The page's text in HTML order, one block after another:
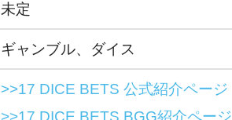
未定
ギャンブル、ダイス
>>17 DICE BETS 公式紹介ページ
>>17 DICE BETS BGG紹介ページ